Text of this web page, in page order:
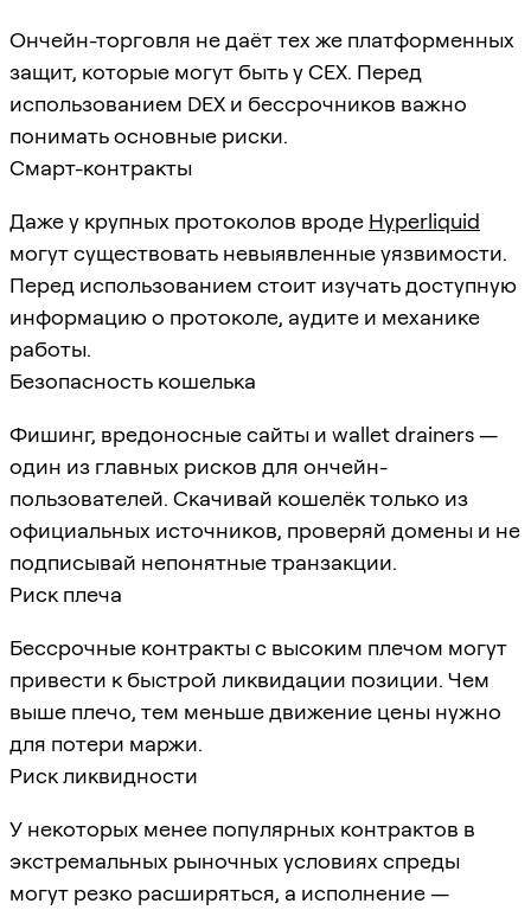
Ончейн-торговля не даёт тех же платформенных
защит, которые могут быть у CEX. Перед
использованием DEX и бессрочников важно
понимать основные риски.
Смарт-контракты
Даже у крупных протоколов вроде Hyperliquid
могут существовать невыявленные уязвимости.
Перед использованием стоит изучать доступную
информацию о протоколе, аудите и механике
работы.
Безопасность кошелька
Фишинг, вредоносные сайты и wallet drainers —
один из главных рисков для ончейн-
пользователей. Скачивай кошелёк только из
официальных источников, проверяй домены и не
подписывай непонятные транзакции.
Риск плеча
Бессрочные контракты с высоким плечом могут
привести к быстрой ликвидации позиции. Чем
выше плечо, тем меньше движение цены нужно
для потери маржи.
Риск ликвидности
У некоторых менее популярных контрактов в
экстремальных рыночных условиях спреды
могут резко расширяться, а исполнение —